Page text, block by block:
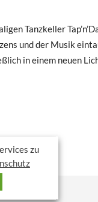
Tanzkeller
und der Musik
in einem neuen
zu